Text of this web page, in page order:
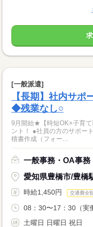
[一般派遣]
【長期】社内サポ
◆残業なし○
9月開始★【時短OK×子育
ント！ ●社員の方のサポー
積書作成（フォー...
一般事務・OA事務
愛知県豊橋市/豊橋
時給1,450円 交通費全
08：30〜17：30（実
土曜日 日曜日 祝日